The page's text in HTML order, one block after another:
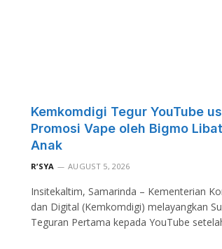
Kemkomdigi Tegur YouTube
Promosi Vape oleh Bigmo
Anak
R’SYA AUGUST 5, 2026
Insitekaltim, Samarinda – Kementerian
dan Digital (Kemkomdigi) melayangkan
Teguran Pertama kepada YouTube